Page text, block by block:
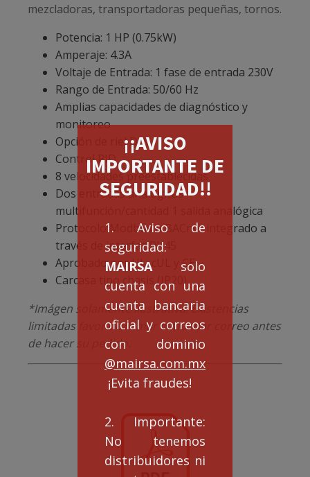
¡¡AVISO
IMPORTANTE DE
SEGURIDAD!!
1. Aviso de
seguridad:
MAIRSA solo
cuenta con una
cuenta bancaria
oficial y correos
con dominio
@mairsa.com.mx
¡Evita fraudes!
2. Importante:
No tenemos
distribuidores ni
mezcladoras, transportadoras pequeñas, tornos.
Potencia: 1 HP (0.75kW)
Amperaje: 4.3A
Voltaje de Entrada: 1 fase de entrada 230V
Rango de Entrada: 50/60 Hz
Amplias capacidades de diagnóstico y
monitoreo
Opción de riel DIN
Control PID
8 velocidades preestablecidas
Dos entradas analógicas
multifunción/cantidad 1 salida analógica
Protocolo Modbus o BACnet integrado a
través de interfaz RJ-45
Aprobado por UL, cUL y CE
Carcasa tipo chasis (IP20)
*Imágen solamente ilustrativa. Existencias
limitadas favor de llamar o mandar correo antes
de hacer su pedido.